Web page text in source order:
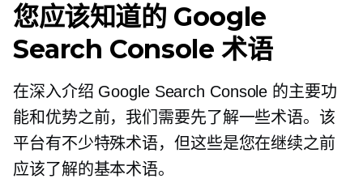
您应该知道的 Google
Search Console 术语
在深入介绍 Google Search Console 的主要功
能和优势之前，我们需要先了解一些术语。该
平台有不少特殊术语，但这些是您在继续之前
应该了解的基本术语。